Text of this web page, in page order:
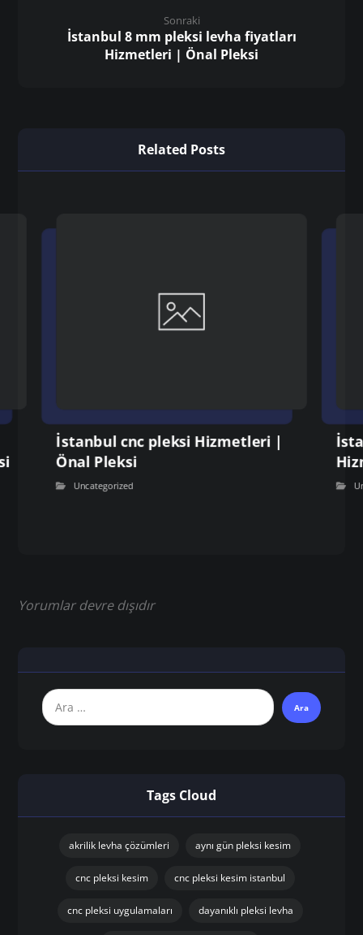
Sonraki
İstanbul 8 mm pleksi levha fiyatları
Hizmetleri | Önal Pleksi
Related Posts
İstanbul cnc pleksi Hizmetleri |
Önal Pleksi
Uncategorized
Yorumlar devre dışıdır
Tags Cloud
akrilik levha çözümleri aynı gün pleksi kesim
cnc pleksi kesim cnc pleksi kesim istanbul
cnc pleksi uygulamaları dayanıklı pleksi levha